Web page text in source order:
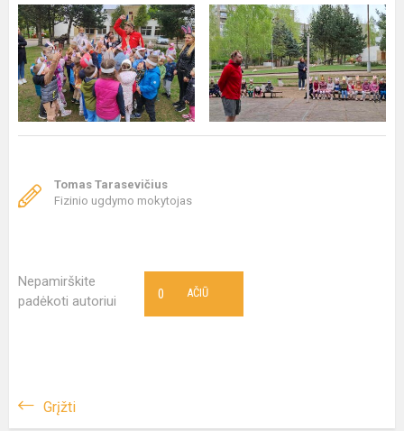
Tomas Tarasevičius
Fizinio ugdymo mokytojas
Nepamirškite
padėkoti autoriui
AČIŪ
0
Grįžti